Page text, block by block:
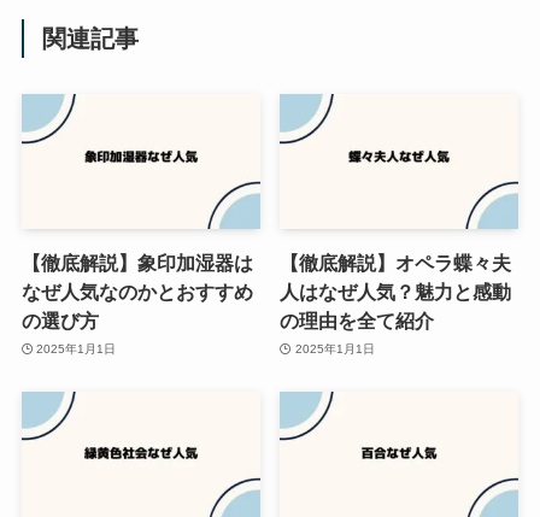
関連記事
【徹底解説】象印加湿器は
なぜ人気なのかとおすすめ
の選び方
2025年1月1日
【徹底解説】オペラ蝶々夫
人はなぜ人気？魅力と感動
の理由を全て紹介
2025年1月1日